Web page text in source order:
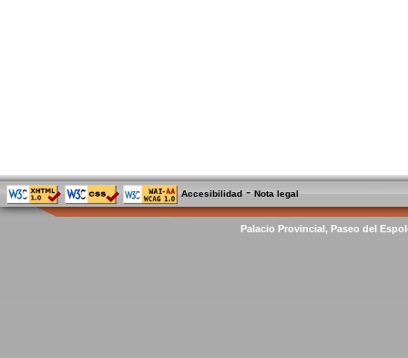
Accesibilidad -Nota legal
Palacio Provincial, Paseo del